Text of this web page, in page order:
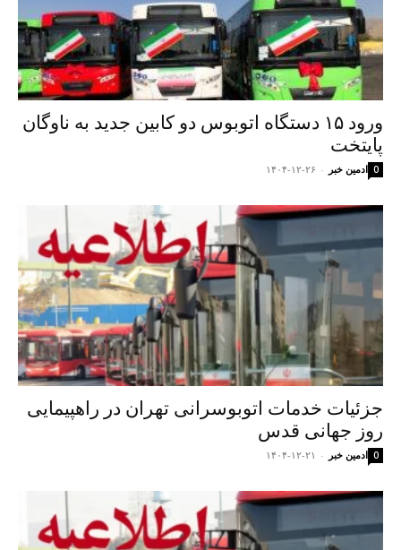
ورود ۱۵ دستگاه اتوبوس دو کابین جدید به ناوگان
پایتخت
ادمین خبر - ۱۴۰۴-۱۲-۲۶ 0
جزئیات خدمات اتوبوسرانی تهران در راهپیمایی
روز جهانی قدس
ادمین خبر - ۱۴۰۴-۱۲-۲۱ 0